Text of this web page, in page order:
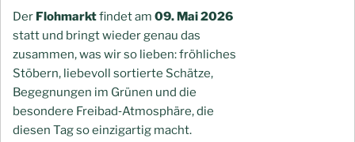
Der Flohmarktfindet am 09. Mai 2026
statt und bringt wieder genau das
zusammen, was wir so lieben: fröhliches
Stöbern, liebevoll sortierte Schätze,
Begegnungen im Grünen und die
besondere Freibad‑Atmosphäre, die
diesen Tag so einzigartig macht.